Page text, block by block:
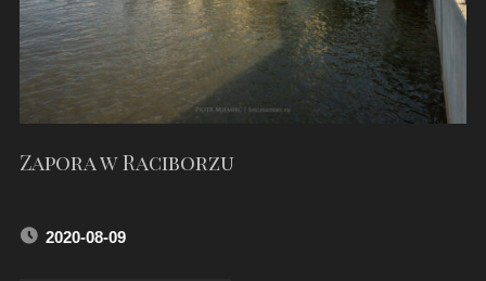
Zapora w Raciborzu
2020-08-09